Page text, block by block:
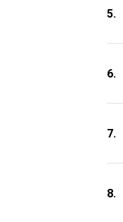
5.
6.
7.
8.